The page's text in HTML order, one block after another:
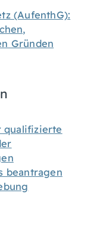
(AufenthG):
Gründen
qualifizierte
beantragen